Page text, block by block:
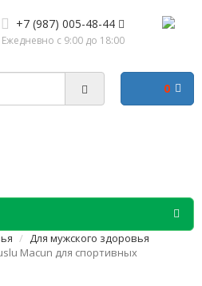
+7 (987) 005-48-44
Ежедневно с 9:00 до 18:00
0
Для мужского здоровья
Macun для спортивных